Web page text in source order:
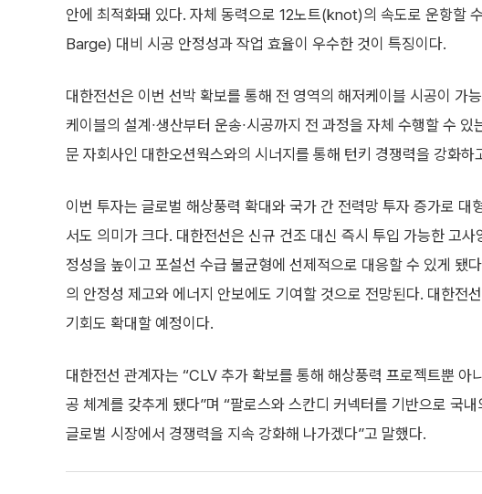
안에 최적화돼 있다. 자체 동력으로 12노트(knot)의 속도로 운항할
Barge) 대비 시공 안정성과 작업 효율이 우수한 것이 특징이다.
대한전선은 이번 선박 확보를 통해 전 영역의 해저케이블 시공이 가
케이블의 설계∙생산부터 운송∙시공까지 전 과정을 자체 수행할 수
문 자회사인 대한오션웍스와의 시너지를 통해 턴키 경쟁력을 강화
이번 투자는 글로벌 해상풍력 확대와 국가 간 전력망 투자 증가로 대
서도 의미가 크다. 대한전선은 신규 건조 대신 즉시 투입 가능한 고
정성을 높이고 포설선 수급 불균형에 선제적으로 대응할 수 있게 됐
의 안정성 제고와 에너지 안보에도 기여할 것으로 전망된다. 대한전
기회도 확대할 예정이다.
대한전선 관계자는 “CLV 추가 확보를 통해 해상풍력 프로젝트뿐 아
공 체계를 갖추게 됐다”며 “팔로스와 스칸디 커넥터를 기반으로 국
글로벌 시장에서 경쟁력을 지속 강화해 나가겠다”고 말했다.